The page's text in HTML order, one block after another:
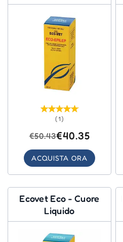
(1)
€50.43€40.35
ACQUISTA ORA
Ecovet Eco - Cuore
Liquido